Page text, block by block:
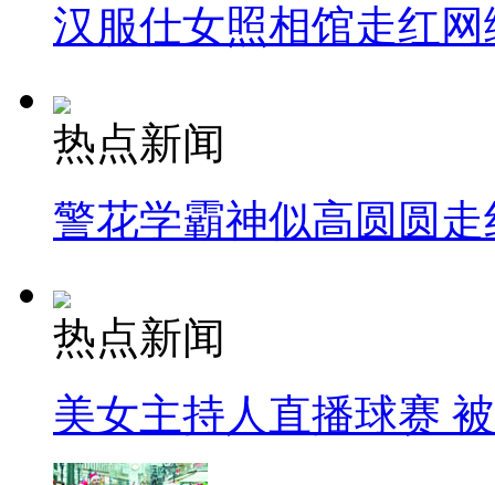
汉服仕女照相馆走红网
热点新闻
警花学霸神似高圆圆走
热点新闻
美女主持人直播球赛